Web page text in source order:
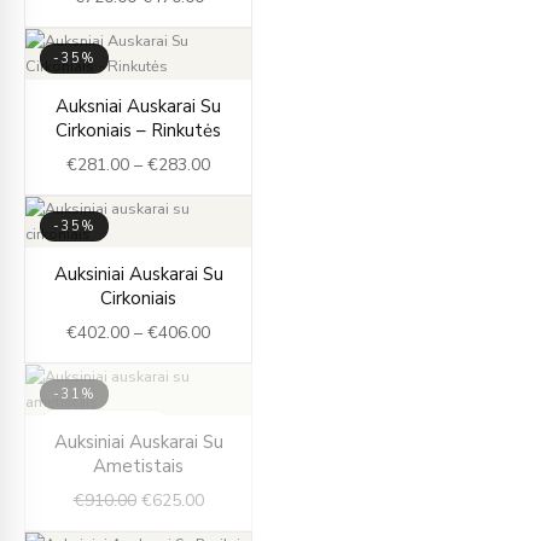
-35%
Auksniai Auskarai Su
Cirkoniais – Rinkutės
€281.00 – €283.00
range:
€281.00
through
-35%
Auksiniai Auskarai Su
Cirkoniais
€402.00 – €406.00
range:
through
-31%
Auksiniai Auskarai Su
Ametistais
€910.00
price
was:
€910.00.
€625.00
price
€625.00.